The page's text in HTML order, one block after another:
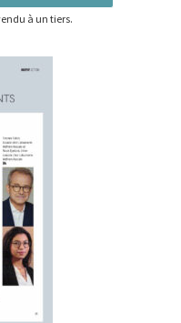
à un tiers.